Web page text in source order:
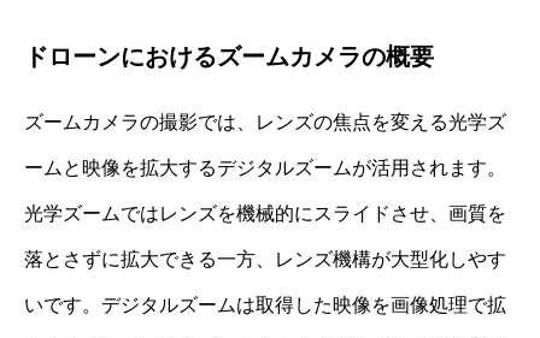
ドローンにおけるズームカメラの概要
ズームカメラの撮影では、レンズの焦点を変える光学ズ
ームと映像を拡大するデジタルズームが活用されます。
光学ズームではレンズを機械的にスライドさせ、画質を
落とさずに拡大できる一方、レンズ機構が大型化しやす
いです。デジタルズームは取得した映像を画像処理で拡